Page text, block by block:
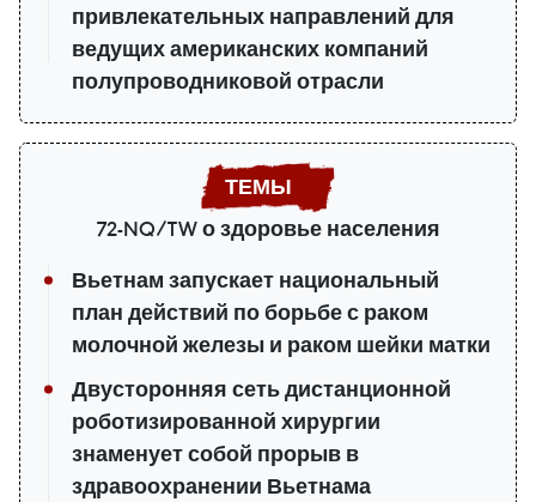
привлекательных направлений для
ведущих американских компаний
полупроводниковой отрасли
72-NQ/TW о здоровье населения
Вьетнам запускает национальный
план действий по борьбе с раком
молочной железы и раком шейки матки
Двусторонняя сеть дистанционной
роботизированной хирургии
знаменует собой прорыв в
здравоохранении Вьетнама